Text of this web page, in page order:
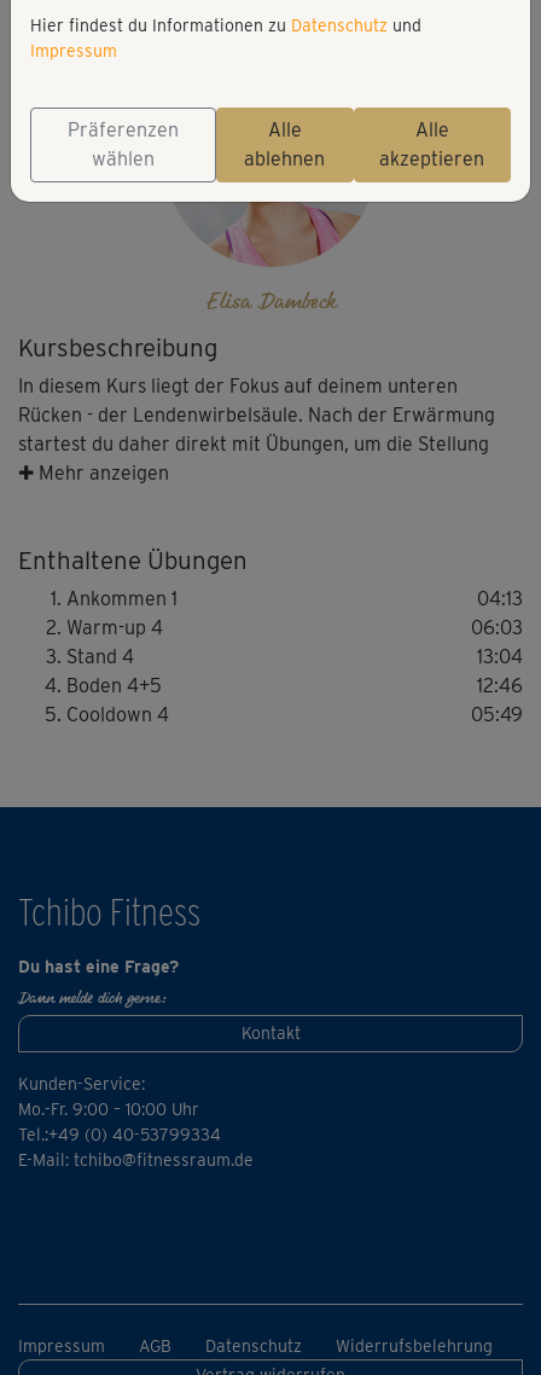
Kursbeschreibung
In diesem Kurs liegt der Fokus auf deinem unteren
Rücken - der Lendenwirbelsäule. Nach der Erwärmung
startest du daher direkt mit Übungen, um die Stellung
deines Beckens wahrzunehmen und ein Bewusstsein
Nimm also bei den darauffolgenden Kräftigungsübungen
im Stand und am Boden deinen unteren Rücken ganz
bewusst wahr. Anschließend darfst du dich auf
entspannende Dehnübungen im Liegen freuen.
✚ Mehr anzeigen
Enthaltene Übungen
Ankommen 1
04:13
Warm-up 4
06:03
Stand 4
13:04
Boden 4+5
12:46
Cooldown 4
05:49
Matte, Tennisball
Elisa Dambeck
Tchibo Fitness
Du hast eine Frage?
Dann melde dich gerne:
Kontakt
Kunden-Service:
Mo.-Fr. 9:00 – 10:00 Uhr
Tel.:+49 (0) 40-53799334
E-Mail: tchibo@fitnessraum.de
Impressum AGB Datenschutz
Widerrufsbelehrung
Hier findest du Informationen zu Datenschutz und
Impressum
Präferenzen
wählen
Alle
ablehnen
Alle
akzeptieren